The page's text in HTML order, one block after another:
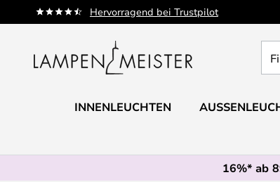
Hervorragend bei Trustpilot
Zum
Inhalt
Sie
INNENLEUCHTEN
16%* ab